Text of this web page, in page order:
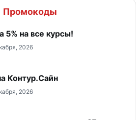
Промокоды
5% на все курсы!
2026
Контур.Сайн
2026